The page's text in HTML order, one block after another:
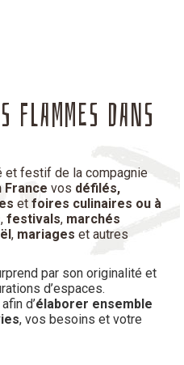
FLAMMES DANS
et festif de la compagnie
France vos défilés,
et foires culinaires ou à
, festivals, marchés
, mariages et autres
par son originalité et
d’espaces.
d’élaborer ensemble
, vos besoins et votre